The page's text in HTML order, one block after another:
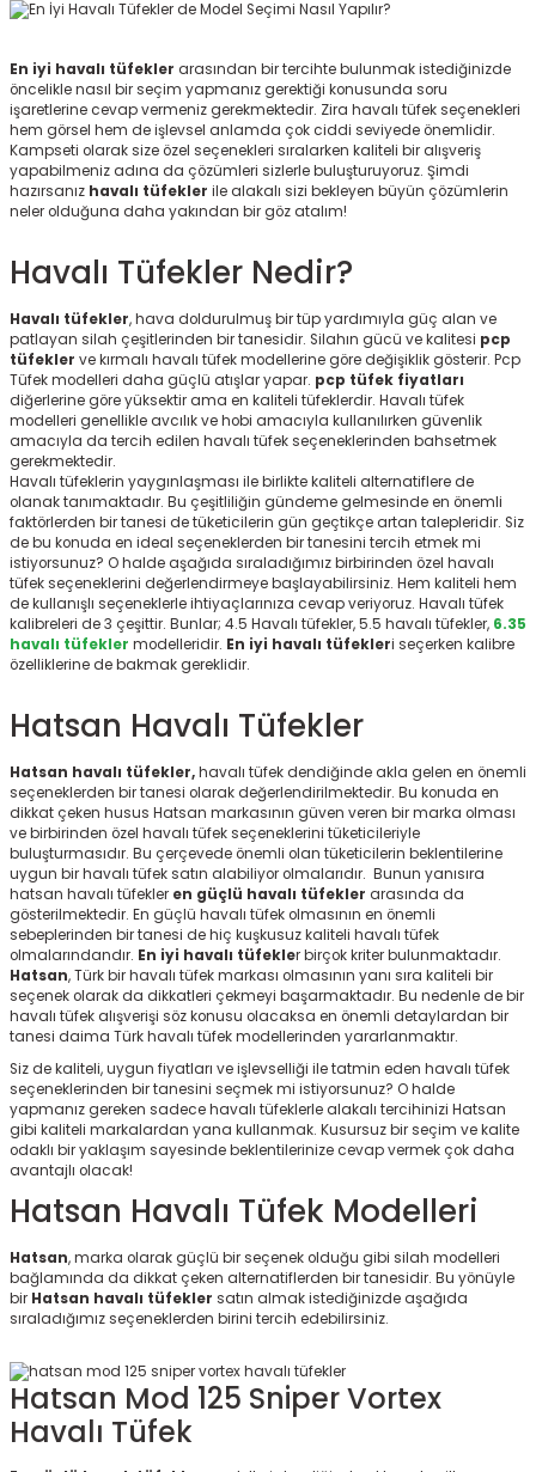
Mermisi
En iyi havalı tüfekler arasından bir tercihte bulunmak istediğinizde
öncelikle nasıl bir seçim yapmanız gerektiği konusunda soru
işaretlerine cevap vermeniz gerekmektedir. Zira havalı tüfek seçenekleri
hem görsel hem de işlevsel anlamda çok ciddi seviyede önemlidir.
Kampseti olarak size özel seçenekleri sıralarken kaliteli bir alışveriş
yapabilmeniz adına da çözümleri sizlerle buluşturuyoruz. Şimdi
hazırsanız havalı tüfekler ile alakalı sizi bekleyen büyün çözümlerin
neler olduğuna daha yakından bir göz atalım!
Havalı Tüfekler Nedir?
Havalı tüfekler, hava doldurulmuş bir tüp yardımıyla güç alan ve
patlayan silah çeşitlerinden bir tanesidir. Silahın gücü ve kalitesi pcp
tüfekler ve kırmalı havalı tüfek modellerine göre değişiklik gösterir. Pcp
Tüfek modelleri daha güçlü atışlar yapar. pcp tüfek fiyatları
diğerlerine göre yüksektir ama en kaliteli tüfeklerdir. Havalı tüfek
modelleri genellikle avcılık ve hobi amacıyla kullanılırken güvenlik
amacıyla da tercih edilen havalı tüfek seçeneklerinden bahsetmek
gerekmektedir.
Havalı tüfeklerin yaygınlaşması ile birlikte kaliteli alternatiflere de
olanak tanımaktadır. Bu çeşitliliğin gündeme gelmesinde en önemli
faktörlerden bir tanesi de tüketicilerin gün geçtikçe artan talepleridir. Siz
de bu konuda en ideal seçeneklerden bir tanesini tercih etmek mi
istiyorsunuz? O halde aşağıda sıraladığımız birbirinden özel havalı
tüfek seçeneklerini değerlendirmeye başlayabilirsiniz. Hem kaliteli hem
de kullanışlı seçeneklerle ihtiyaçlarınıza cevap veriyoruz. Havalı tüfek
kalibreleri de 3 çeşittir. Bunlar; 4.5 Havalı tüfekler, 5.5 havalı tüfekler, 6.35
havalı tüfekler modelleridir. En iyi havalı tüfekleri seçerken kalibre
özelliklerine de bakmak gereklidir.
Hatsan Havalı Tüfekler
Hatsan havalı tüfekler,havalı tüfek dendiğinde akla gelen en önemli
seçeneklerden bir tanesi olarak değerlendirilmektedir. Bu konuda en
dikkat çeken husus Hatsan markasının güven veren bir marka olması
ve birbirinden özel havalı tüfek seçeneklerini tüketicileriyle
buluşturmasıdır. Bu çerçevede önemli olan tüketicilerin beklentilerine
uygun bir havalı tüfek satın alabiliyor olmalarıdır. Bunun yanısıra
hatsan havalı tüfekler en güçlü havalı tüfekler arasında da
gösterilmektedir. En güçlü havalı tüfek olmasının en önemli
sebeplerinden bir tanesi de hiç kuşkusuz kaliteli havalı tüfek
olmalarındandır. En iyi havalı tüfekler birçok kriter bulunmaktadır.
Hatsan, Türk bir havalı tüfek markası olmasının yanı sıra kaliteli bir
seçenek olarak da dikkatleri çekmeyi başarmaktadır. Bu nedenle de bir
havalı tüfek alışverişi söz konusu olacaksa en önemli detaylardan bir
tanesi daima Türk havalı tüfek modellerinden yararlanmaktır.
Siz de kaliteli, uygun fiyatları ve işlevselliği ile tatmin eden havalı tüfek
seçeneklerinden bir tanesini seçmek mi istiyorsunuz? O halde
yapmanız gereken sadece havalı tüfeklerle alakalı tercihinizi Hatsan
gibi kaliteli markalardan yana kullanmak. Kusursuz bir seçim ve kalite
odaklı bir yaklaşım sayesinde beklentilerinize cevap vermek çok daha
avantajlı olacak!
Hatsan Havalı Tüfek Modelleri
Hatsan, marka olarak güçlü bir seçenek olduğu gibi silah modelleri
bağlamında da dikkat çeken alternatiflerden bir tanesidir. Bu yönüyle
bir Hatsan havalı tüfekler satın almak istediğinizde aşağıda
sıraladığımız seçeneklerden birini tercih edebilirsiniz.
Hatsan Mod 125 Sniper Vortex
Havalı Tüfek